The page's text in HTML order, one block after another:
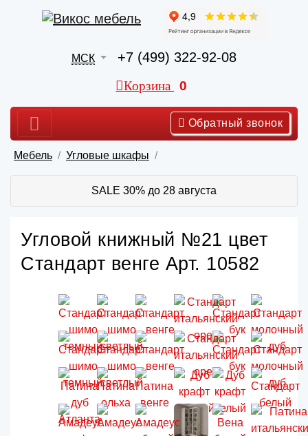
МСК +7 (499) 322-92-08
Корзина 0
Обратный звонок
Мебель Угловые шкафы
SALE 30% до 28 августа
Угловой книжный №21 цвет
Стандарт венге Арт. 10582